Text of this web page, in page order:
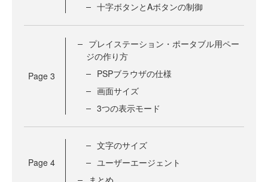
十字ボタンとAボタンの制御
Page 3
プレイステーション・ポータブル用ペー
ジの作り方
PSPブラウザの仕様
画面サイズ
3つの表示モード
Page 4
文字のサイズ
ユーザーエージェント